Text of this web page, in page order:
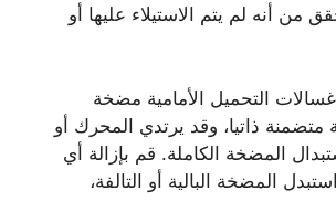
من أنه لم يتم الاستيلاء عليها أو
التحميل الأمامية مضخة
متضمنة ذاتيا، وقد يرتدي المحرك أو
المضخة الكاملة. قم بإزالة أي
المضخة البالية أو التالفة،